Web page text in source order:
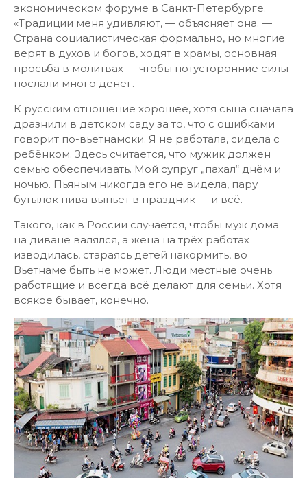
экономическом форуме в Санкт-Петербурге.
«Традиции меня удивляют, — объясняет она. —
Страна социалистическая формально, но многие
верят в духов и богов, ходят в храмы, основная
просьба в молитвах — чтобы потусторонние силы
послали много денег.
К русским отношение хорошее, хотя сына сначала
дразнили в детском саду за то, что с ошибками
говорит по-вьетнамски. Я не работала, сидела с
ребёнком. Здесь считается, что мужик должен
семью обеспечивать. Мой супруг „пахал“ днём и
ночью. Пьяным никогда его не видела, пару
бутылок пива выпьет в праздник — и всё.
Такого, как в России случается, чтобы муж дома
на диване валялся, а жена на трёх работах
изводилась, стараясь детей накормить, во
Вьетнаме быть не может. Люди местные очень
работящие и всегда всё делают для семьи. Хотя
всякое бывает, конечно.